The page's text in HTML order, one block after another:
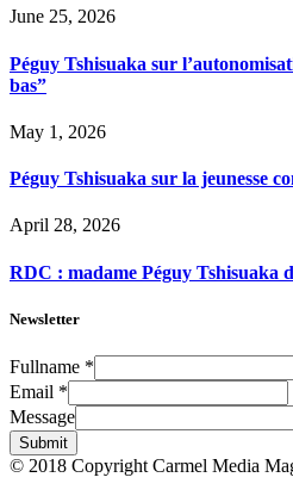
June 25, 2026
Péguy Tshisuaka sur
bas”
May 1, 2026
Péguy Tshisuaka sur la jeunesse
April 28, 2026
RDC : madame Péguy Tshisuaka
Newsletter
Fullname *
Email *
Message
Submit
© 2018 Copyright Carmel Media